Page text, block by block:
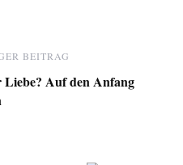
BEITRAG
Auf den Anfang